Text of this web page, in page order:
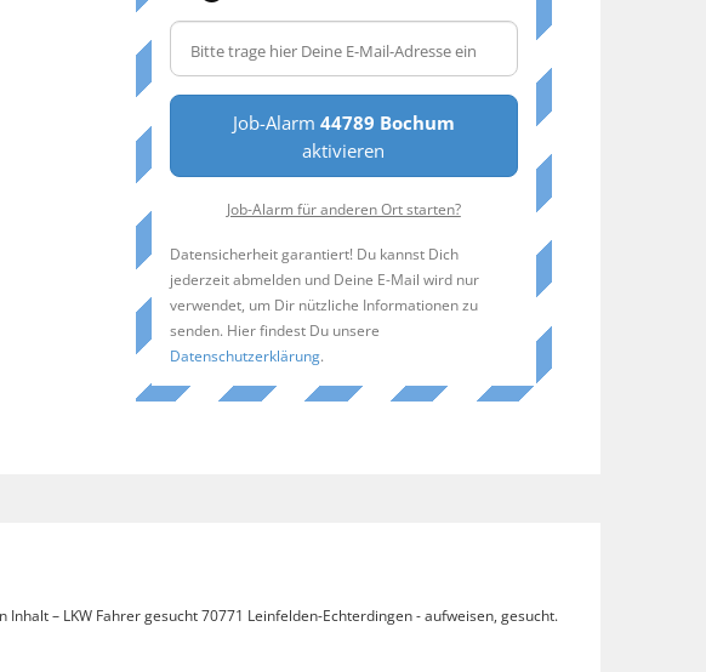
Job-Alarm 44789 Bochum
aktivieren
Job-Alarm für anderen Ort starten?
Datensicherheit garantiert! Du kannst Dich
jederzeit abmelden und Deine E-Mail wird nur
verwendet, um Dir nützliche Informationen zu
senden. Hier findest Du unsere
Datenschutzerklärung.
– LKW Fahrer gesucht 70771 Leinfelden-Echterdingen - aufweisen, gesucht.